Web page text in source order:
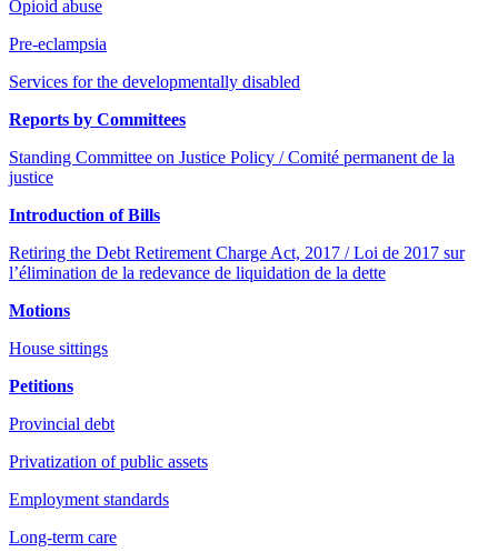
Opioid abuse
Pre-eclampsia
Services for the developmentally disabled
Reports by Committees
Standing Committee on Justice Policy / Comité permanent de la
justice
Introduction of Bills
Retiring the Debt Retirement Charge Act, 2017 / Loi de 2017 sur
l’élimination de la redevance de liquidation de la dette
Motions
House sittings
Petitions
Provincial debt
Privatization of public assets
Employment standards
Long-term care